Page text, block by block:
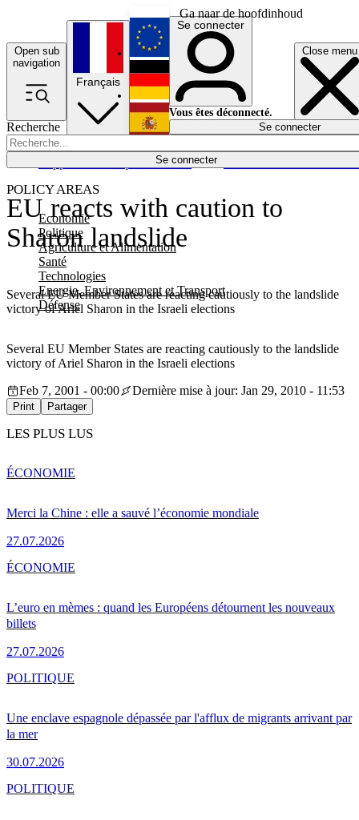
Ga naar de hoofdinhoud
Open sub
navigation
Close menu
Recherche
Se connecter
POLICY AREAS
Economie
Politique
Agriculture et Alimentation
Santé
Technologies
Energie, Environnement et Transport
Défense
Économie
Français
English
Deutsch
Español
Se connecter
Vous êtes déconnecté.
Se connecter
EU reacts with caution to
Sharon landslide
Several EU Member States are reacting cautiously to the landslide
victory of Ariel Sharon in the Israeli elections
Several EU Member States are reacting cautiously to the landslide
victory of Ariel Sharon in the Israeli elections
Feb 7, 2001 - 00:00
Dernière mise à jour: Jan 29, 2010 - 11:53
Print Partager
LES PLUS LUS
Merci la Chine : elle a sauvé l’économie mondiale
27.07.2026
ÉCONOMIE
L’euro en mèmes : quand les Européens détournent les nouveaux
billets
27.07.2026
ÉCONOMIE
Une enclave espagnole dépassée par l'afflux de migrants arrivant par
la mer
30.07.2026
POLITIQUE
POLITIQUE